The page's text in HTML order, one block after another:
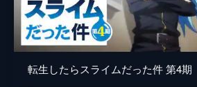
気を塞ぐユルを見かねたデラによって、社会
勉強として観光に連れまわされるユルと左右
様。その一方で、影森屋敷では、侵入者たち
への尋問が開始されていて――
24分
キャラクターデザイン
原作
音楽
転生したらスライムだった件 第4期